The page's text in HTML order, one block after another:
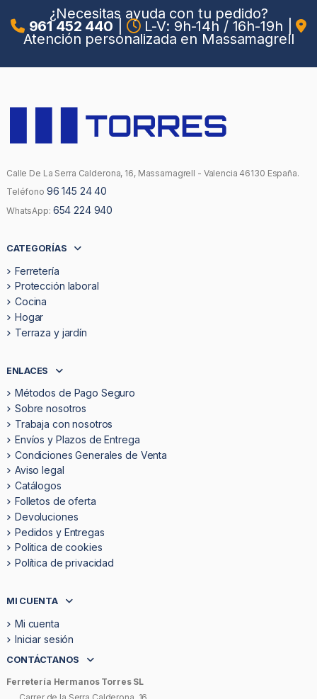
¿Necesitas ayuda con tu pedido?
961 452 440 L-V: 9h-14h / 16h-19h
Atención personalizada en Massamagrell
Calle De La Serra Calderona, 16, Massamagrell - Valencia 46130 España.
Teléfono 96 145 24 40
WhatsApp: 654 224 940
CATEGORÍAS
Ferretería
Protección laboral
Cocina
Hogar
Terraza y jardín
ENLACES
Métodos de Pago Seguro
Sobre nosotros
Trabaja con nosotros
Envíos y Plazos de Entrega
Condiciones Generales de Venta
Aviso legal
Catálogos
Folletos de oferta
Devoluciones
Pedidos y Entregas
Politica de cookies
Política de privacidad
MI CUENTA
Mi cuenta
Iniciar sesión
CONTÁCTANOS
Ferretería Hermanos Torres SL